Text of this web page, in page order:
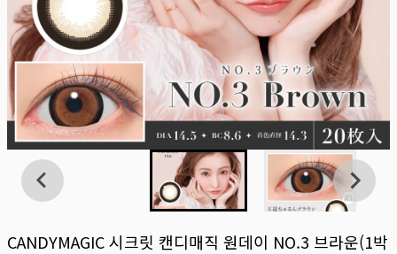
CANDYMAGIC 시크릿 캔디매직 원데이 NO.3 브라운(1박